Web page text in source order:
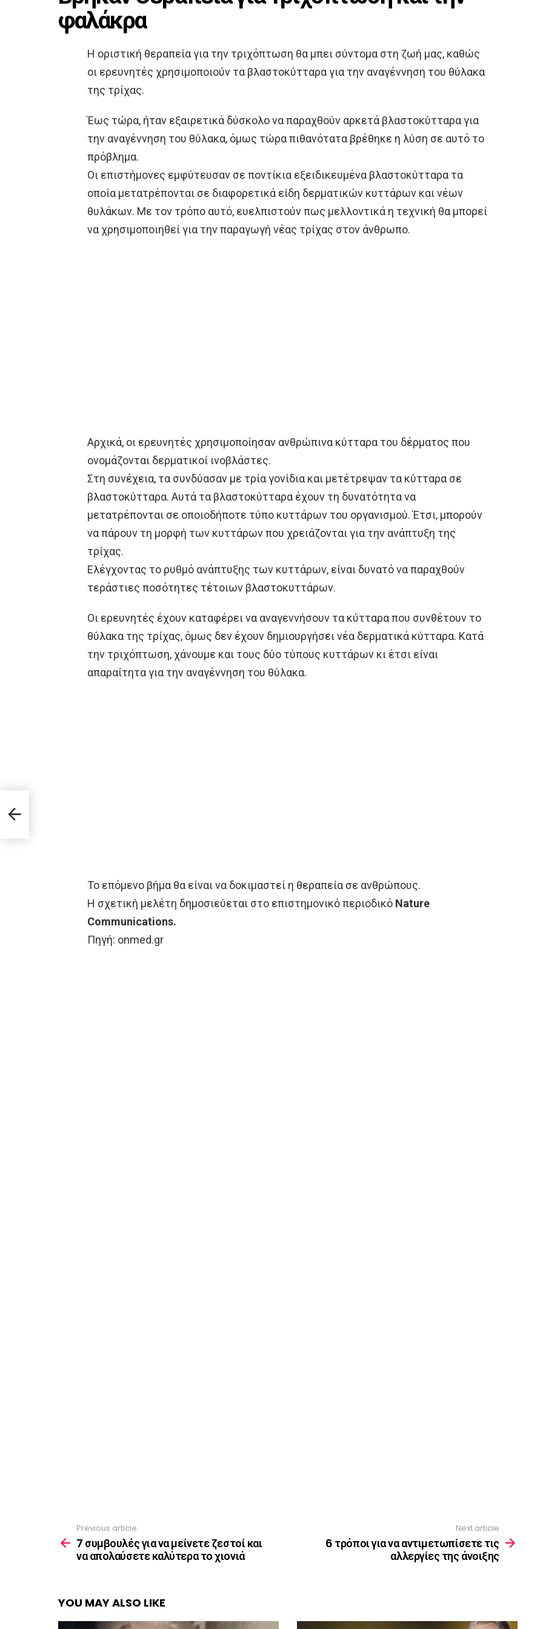
φαλάκρα
Η οριστική θεραπεία για την τριχόπτωση θα μπει σύντομα στη ζωή μας, καθώς
οι ερευνητές χρησιμοποιούν τα βλαστοκύτταρα για την αναγέννηση του θύλακα
της τρίχας.
Έως τώρα, ήταν εξαιρετικά δύσκολο να παραχθούν αρκετά βλαστοκύτταρα για
την αναγέννηση του θύλακα, όμως τώρα πιθανότατα βρέθηκε η λύση σε αυτό το
πρόβλημα.
Οι επιστήμονες εμφύτευσαν σε ποντίκια εξειδικευμένα βλαστοκύτταρα τα
οποία μετατρέπονται σε διαφορετικά είδη δερματικών κυττάρων και νέων
θυλάκων. Με τον τρόπο αυτό, ευελπιστούν πως μελλοντικά η τεχνική θα μπορεί
να χρησιμοποιηθεί για την παραγωγή νέας τρίχας στον άνθρωπο.
Αρχικά, οι ερευνητές χρησιμοποίησαν ανθρώπινα κύτταρα του δέρματος που
ονομάζονται δερματικοί ινοβλάστες.
Στη συνέχεια, τα συνδύασαν με τρία γονίδια και μετέτρεψαν τα κύτταρα σε
βλαστοκύτταρα. Αυτά τα βλαστοκύτταρα έχουν τη δυνατότητα να
μετατρέπονται σε οποιοδήποτε τύπο κυττάρων του οργανισμού. Έτσι, μπορούν
να πάρουν τη μορφή των κυττάρων που χρειάζονται για την ανάπτυξη της
τρίχας.
Ελέγχοντας το ρυθμό ανάπτυξης των κυττάρων, είναι δυνατό να παραχθούν
τεράστιες ποσότητες τέτοιων βλαστοκυττάρων.
Οι ερευνητές έχουν καταφέρει να αναγεννήσουν τα κύτταρα που συνθέτουν το
θύλακα της τρίχας, όμως δεν έχουν δημιουργήσει νέα δερματικά κύτταρα. Κατά
την τριχόπτωση, χάνουμε και τους δύο τύπους κυττάρων κι έτσι είναι
απαραίτητα για την αναγέννηση του θύλακα.
Το επόμενο βήμα θα είναι να δοκιμαστεί η θεραπεία σε ανθρώπους.
Η σχετική μελέτη δημοσιεύεται στο επιστημονικό περιοδικό Nature
Communications.
Πηγή: onmed.gr
more
Previous article
7 συμβουλές για να μείνετε ζεστοί και
να απολαύσετε καλύτερα το χιονιά
Next article
6 τρόποι για να αντιμετωπίσετε τις
αλλεργίες της άνοιξης
YOU MAY ALSO LIKE
να